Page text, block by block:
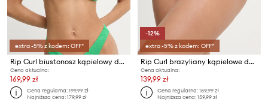
extra -5% z kodem: OFF*
Rip Curl biustonosz kąpielowy damski CUSTOM RIB
Cena aktualna:
169,99 zł
Cena regularna:199,99 zł
Najniższa cena:179,99 zł
-12%
extra -5% z kodem: OFF*
Rip Curl brazyliany kąpielowe damskie OASIS
Cena aktualna:
139,99 zł
Cena regularna:159,99 zł
Najniższa cena:159,99 zł